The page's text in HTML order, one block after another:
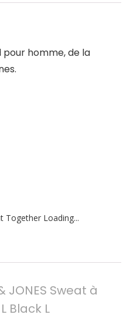
homme, de la
Together Loading...
JONES Sweat à
Black L